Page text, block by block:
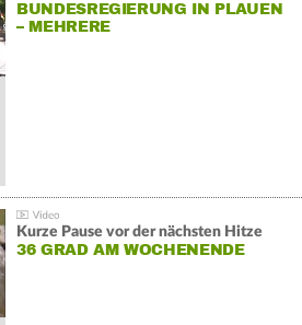
BUNDESREGIERUNG IN PLAUEN
– MEHRERE
Kurze Pause vor der nächsten Hitze
36 GRAD AM WOCHENENDE